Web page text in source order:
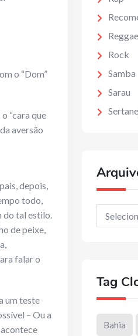
o “Dom”
“cara que
aversão
depois,
todo,
do tal estilo.
de peixe,
falar o
um teste
– Ou a
Reggae
Rock
Samba
Sarau
Arquivos
Tag
Bahia